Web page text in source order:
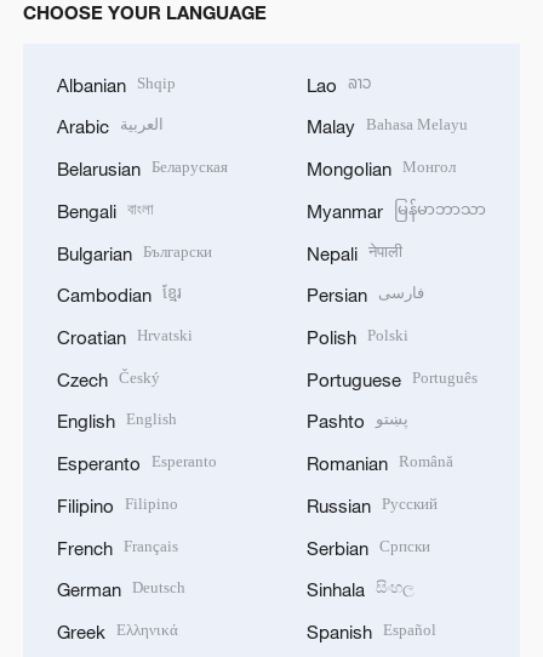
CHOOSE YOUR LANGUAGE
Albanian Shqip
Arabic العربية
Belarusian Беларуская
Bengali বাংলা
Bulgarian Български
Cambodian ខ្មែរ
Croatian Hrvatski
Czech Český
English English
Esperanto Esperanto
Filipino Filipino
French Français
German Deutsch
Greek Ελληνικά
Lao ລາວ
Malay Bahasa Melayu
Mongolian Монгол
Myanmar မြန်မာဘာသာ
Nepali नेपाली
Persian فارسی
Polish Polski
Portuguese Português
Pashto پښتو
Romanian Română
Russian Русский
Serbian Српски
Sinhala සිංහල
Spanish Español